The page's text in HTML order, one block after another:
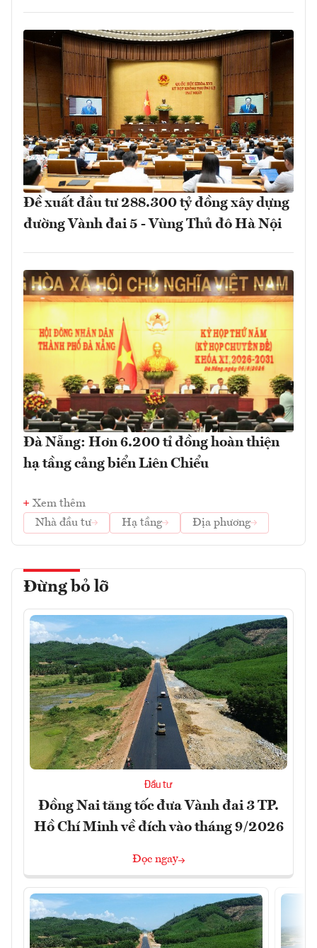
Đề xuất đầu tư 288.300 tỷ đồng xây dựng
đường Vành đai 5 - Vùng Thủ đô Hà Nội
Đà Nẵng: Hơn 6.200 tỉ đồng hoàn thiện
hạ tầng cảng biển Liên Chiểu
Xem thêm
Nhà đầu tư
Hạ tầng Địa phương
Đừng bỏ lỡ
Đầu tư
Đồng Nai tăng tốc đưa Vành đai 3 TP.
Hồ Chí Minh về đích vào tháng 9/2026
Đọc ngay